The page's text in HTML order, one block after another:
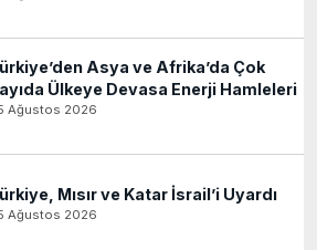
Asya ve Afrika’da Çok
Ülkeye Devasa Enerji Hamleleri
Ağustos 2026
Mısır ve Katar İsrail’i Uyardı
Ağustos 2026